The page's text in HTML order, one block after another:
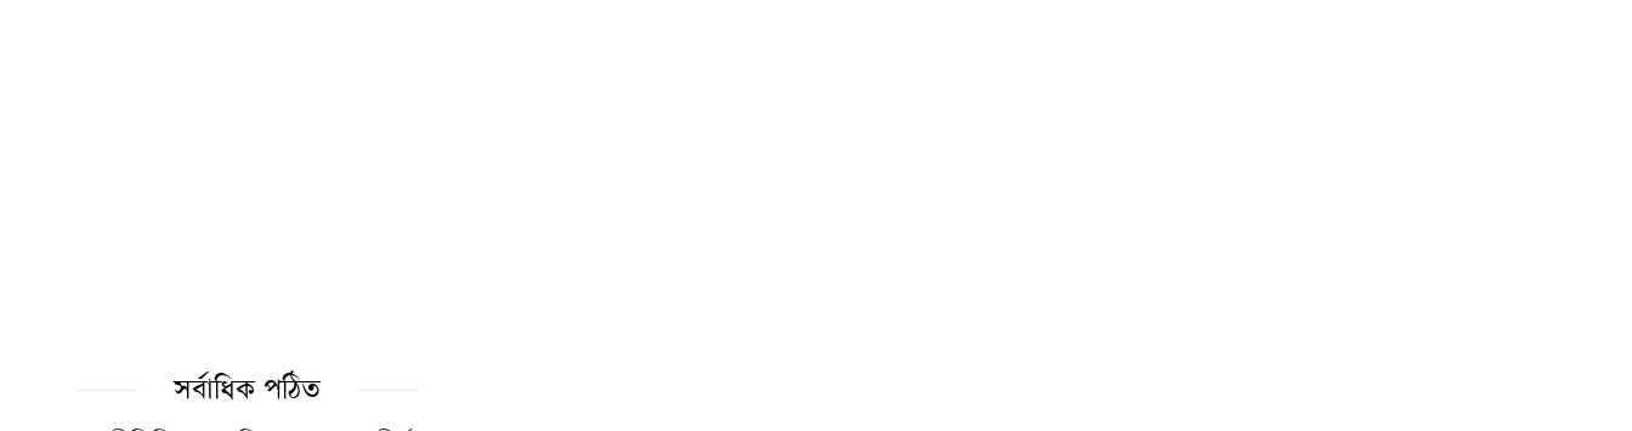
জুলাইয়ে সড়ক দুর্ঘটনায় সিলেট
বিভাগে ৩১ জনের মৃত্যু
সর্বাধিক পঠিত